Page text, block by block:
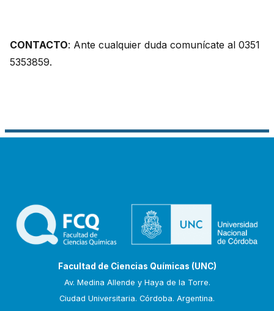
CONTACTO: Ante cualquier duda comunícate al 0351
5353859.
Facultad de Ciencias Químicas (UNC)
Av. Medina Allende y Haya de la Torre.
Ciudad Universitaria. Córdoba. Argentina.